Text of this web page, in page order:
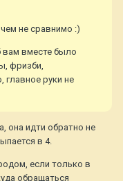
не сравнимо :)
вам вместе было
фризби,
главное руки не
она идти обратно не
в 4.
если только в
обращаться